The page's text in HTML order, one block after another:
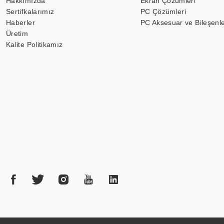
Sertifkalarımız
Haberler
Üretim
Kalite Politikamız
PC Çözümleri
PC Aksesuar ve